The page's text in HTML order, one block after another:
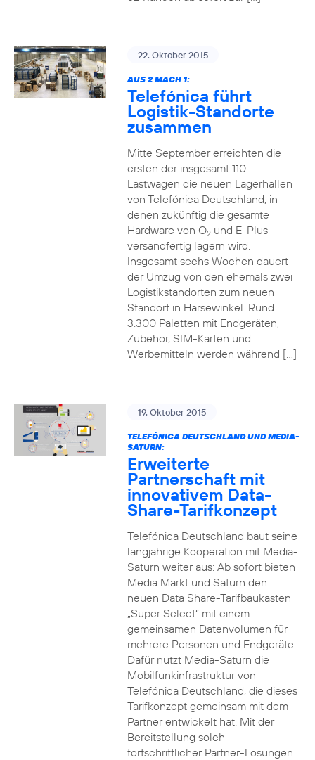
22. Oktober 2015
AUS 2 MACH 1:
Telefónica führt
Logistik-Standorte
zusammen
Mitte September erreichten die
ersten der insgesamt 110
Lastwagen die neuen Lagerhallen
von Telefónica Deutschland, in
denen zukünftig die gesamte
Hardware von O2und E-Plus
versandfertig lagern wird.
Insgesamt sechs Wochen dauert
der Umzug von den ehemals zwei
Logistikstandorten zum neuen
Standort in Harsewinkel. Rund
3.300 Paletten mit Endgeräten,
Zubehör, SIM-Karten und
Werbemitteln werden während […]
19. Oktober 2015
TELEFÓNICA DEUTSCHLAND UND MEDIA-
SATURN:
Erweiterte
Partnerschaft mit
innovativem Data-
Share-Tarifkonzept
Telefónica Deutschland baut seine
langjährige Kooperation mit Media-
Saturn weiter aus: Ab sofort bieten
Media Markt und Saturn den
neuen Data Share-Tarifbaukasten
„Super Select“ mit einem
gemeinsamen Datenvolumen für
mehrere Personen und Endgeräte.
Dafür nutzt Media-Saturn die
Mobilfunkinfrastruktur von
Telefónica Deutschland, die dieses
Tarifkonzept gemeinsam mit dem
Partner entwickelt hat. Mit der
Bereitstellung solch
fortschrittlicher Partner-Lösungen